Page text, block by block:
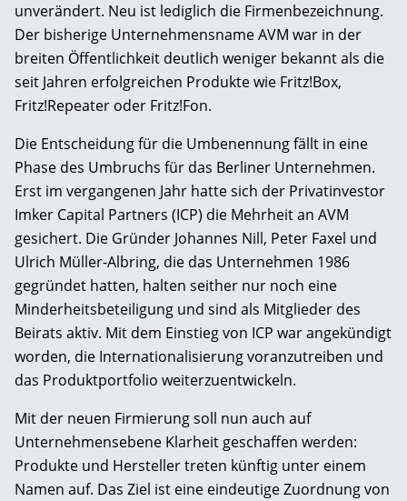
unverändert. Neu ist lediglich die Firmenbezeichnung.
Der bisherige Unternehmensname AVM war in der
breiten Öffentlichkeit deutlich weniger bekannt als die
seit Jahren erfolgreichen Produkte wie Fritz!Box,
Fritz!Repeater oder Fritz!Fon.
Die Entscheidung für die Umbenennung fällt in eine
Phase des Umbruchs für das Berliner Unternehmen.
Erst im vergangenen Jahr hatte sich der Privatinvestor
Imker Capital Partners (ICP) die Mehrheit an AVM
gesichert. Die Gründer Johannes Nill, Peter Faxel und
Ulrich Müller-Albring, die das Unternehmen 1986
gegründet hatten, halten seither nur noch eine
Minderheitsbeteiligung und sind als Mitglieder des
Beirats aktiv. Mit dem Einstieg von ICP war angekündigt
worden, die Internationalisierung voranzutreiben und
das Produktportfolio weiterzuentwickeln.
Mit der neuen Firmierung soll nun auch auf
Unternehmensebene Klarheit geschaffen werden:
Produkte und Hersteller treten künftig unter einem
Namen auf. Das Ziel ist eine eindeutige Zuordnung von